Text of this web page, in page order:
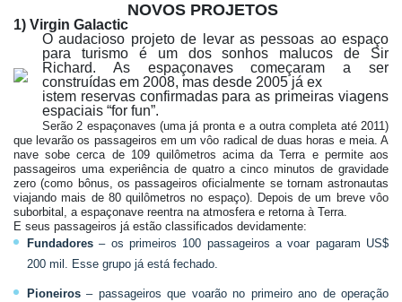
NOVOS PROJETOS
1) Virgin Galactic
O audacioso projeto de levar as pessoas ao espaço
para turismo é um dos sonhos malucos de Sir
Richard. As espaçonaves começaram a ser
construídas em 2008, mas desde 2005 já ex
istem reservas confirmadas para as primeiras viagens
espaciais “for fun”.
Serão 2 espaçonaves (uma já pronta e a outra completa até 2011)
que levarão os passageiros em um vôo radical de duas horas e meia. A
nave sobe cerca de 109 quilômetros acima da Terra e permite aos
passageiros uma experiência de quatro a cinco minutos de gravidade
zero (como bônus, os passageiros oficialmente se tornam astronautas
viajando mais de 80 quilômetros no espaço). Depois de um breve vôo
suborbital, a espaçonave reentra na atmosfera e retorna à Terra.
E seus passageiros já estão classificados devidamente:
Fundadores – os primeiros 100 passageiros a voar pagaram US$
200 mil. Esse grupo já está fechado.
Pioneiros – passageiros que voarão no primeiro ano de operação